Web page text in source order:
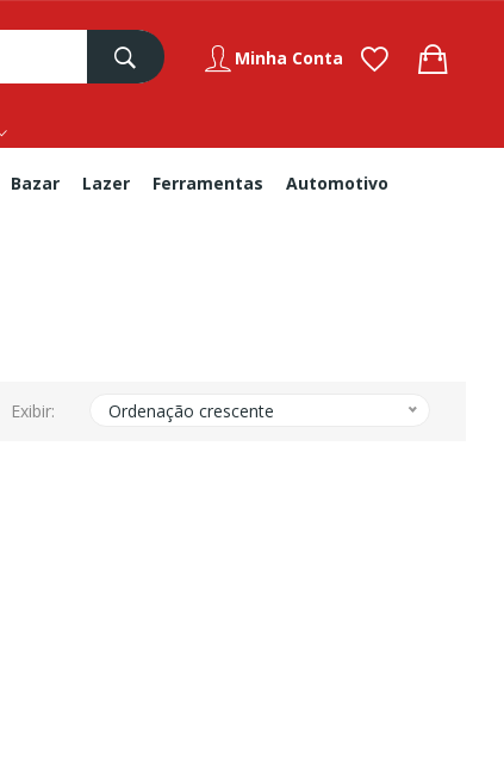
Minha Conta
Bazar Lazer Ferramentas Automotivo
Exibir: Ordenação crescente